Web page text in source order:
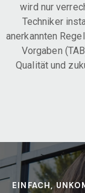
wird nur
Techniker
anerkannten
Vorgaben
Qualität und
EINFACH,